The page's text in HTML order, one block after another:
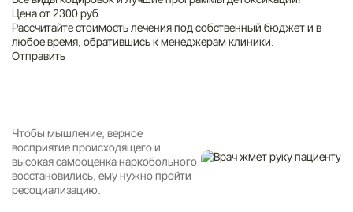
Цена от 2300 руб.
Рассчитайте стоимость лечения под собственный бюджет и в
любое время, обратившись к менеджерам клиники.
Отправить
Чтобы мышление, верное
восприятие происходящего и
высокая самооценка наркобольного
восстановились, ему нужно пройти
ресоциализацию.